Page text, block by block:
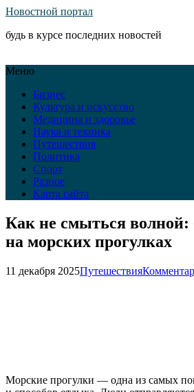
Новостной портал
будь в курсе последних новостей
Меню
Бизнес
Культура и искусство
Медицина и здоровье
Наука и техника
Путешествия
Политика
Спорт
Разное
Карта сайта
Как не смыться волной:
на морских прогулках
11 декабря 2025Путешествия
Морские прогулки — одна из самых